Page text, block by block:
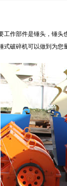
工作部件是锤头，锤头
式破碎机可以做到为您